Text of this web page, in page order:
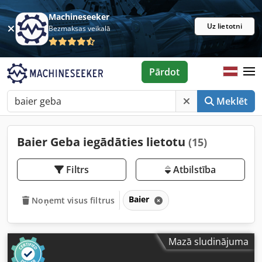
Machineseeker
Bezmaksas veikalā Uz lietotni
Meklēt
Pārdot
Baier Geba iegādāties lietotu (15)
Filtrs Atbilstība
Noņemt visus filtrus Baier
Mazā sludinājuma